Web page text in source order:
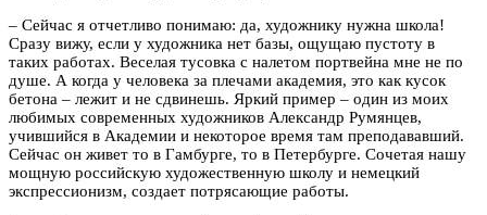
– Сейчас я отчетливо понимаю: да, художнику нужна школа!
Сразу вижу, если у художника нет базы, ощущаю пустоту в
таких работах. Веселая тусовка с налетом портвейна мне не по
душе. А когда у человека за плечами академия, это как кусок
бетона – лежит и не сдвинешь. Яркий пример – один из моих
любимых современных художников Александр Румянцев,
учившийся в Академии и некоторое время там преподававший.
Сейчас он живет то в Гамбурге, то в Петербурге. Сочетая нашу
мощную российскую художественную школу и немецкий
экспрессионизм, создает потрясающие работы.